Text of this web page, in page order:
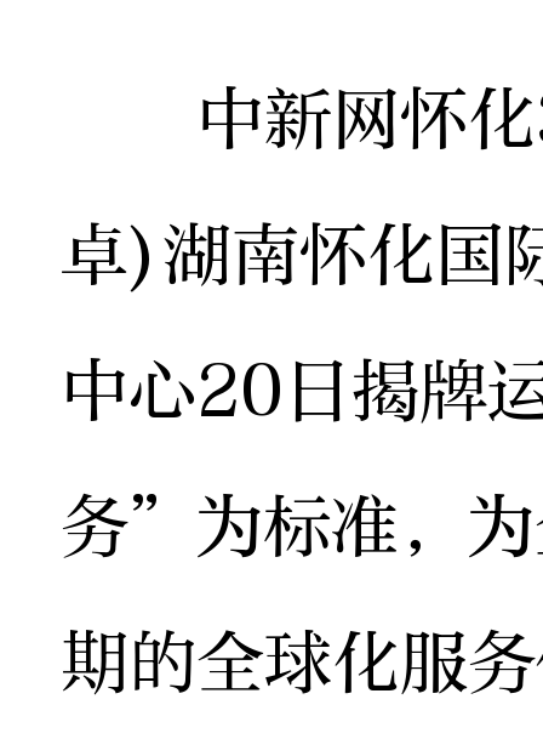
中新网怀化
卓)湖南怀化国
中心20日揭牌
务”为标准，
期的全球化服